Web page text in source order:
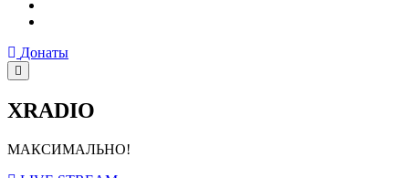
Донаты
XRADIO
МАКСИМАЛЬНО!